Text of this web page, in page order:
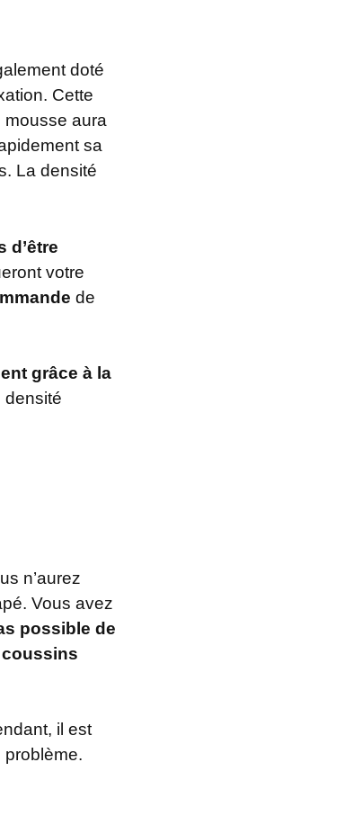
doté
Cette
mousse aura
sa
La densité
d’être
votre
de
grâce à la
densité
n’aurez
Vous avez
possible de
coussins
il est